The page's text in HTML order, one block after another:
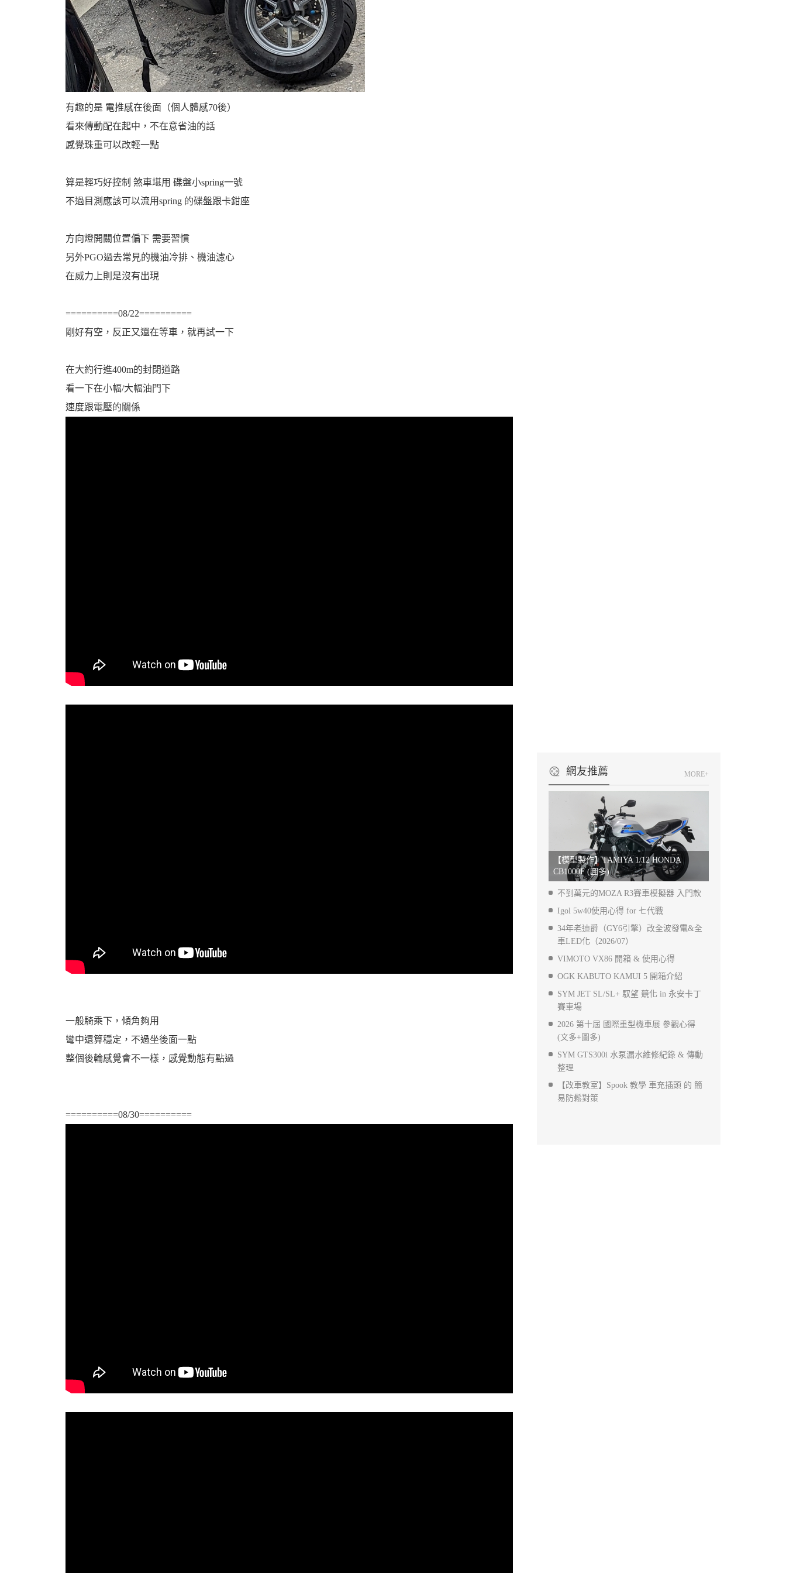
機
資
訊
有趣的是 電推感在後面（個人體感70後）
看來傳動配在起中，不在意省油的話
感覺珠重可以改輕一點
算是輕巧好控制 煞車堪用 碟盤小spring一號
不過目測應該可以流用spring 的碟盤跟卡鉗座
方向燈開關位置偏下 需要習慣
另外PGO過去常見的機油冷排、機油濾心
在威力上則是沒有出現
==========08/22==========
剛好有空，反正又還在等車，就再試一下
在大約行進400m的封閉道路
看一下在小幅/大幅油門下
速度跟電壓的關係
一般騎乘下，傾角夠用
彎中還算穩定，不過坐後面一點
整個後輪感覺會不一樣，感覺動態有點過
==========08/30==========
網友推薦 MORE+
【模型製作】TAMIYA 1/12 HONDA
CB1000F (圖多)
不到萬元的MOZA R3賽車模擬器 入門款
Igol 5w40使用心得 for 七代戰
34年老迪爵（GY6引擎）改全波發電&全
車LED化（2026/07）
VIMOTO VX86 開箱 & 使用心得
OGK KABUTO KAMUI 5 開箱介紹
SYM JET SL/SL+ 馭望 競化 in 永安卡丁
賽車場
2026 第十屆 國際重型機車展 參觀心得
(文多+圖多)
SYM GTS300i 水泵漏水維修紀錄 & 傳動
整理
【改車教室】Spook 教學 車充插頭 的 簡
易防鬆對策